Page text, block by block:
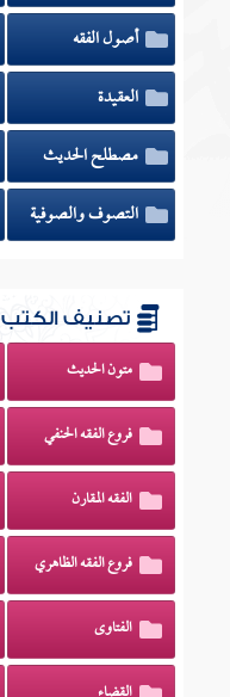
أصول الفقه
العقيدة
مصطلح الحديث
التصوف والصوفية
تصنيف الكتب
متون الحديث
فروع الفقه الحنفي
الفقه المقارن
فروع الفقه الظاهري
الفتاوى